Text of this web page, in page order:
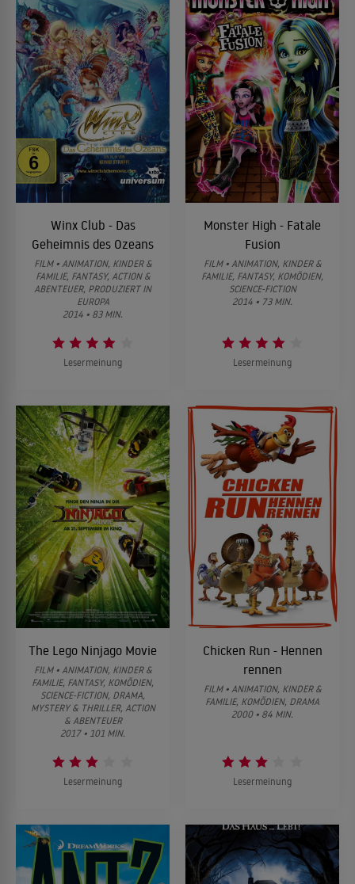
Winx Club - Das
Geheimnis des Ozeans
FILM • ANIMATION, KINDER &
FAMILIE, FANTASY, ACTION &
ABENTEUER, PRODUZIERT IN
EUROPA
2014 • 83 MIN.
Lesermeinung
Monster High - Fatale
Fusion
FILM • ANIMATION, KINDER &
FAMILIE, FANTASY, KOMÖDIEN,
SCIENCE-FICTION
2014 • 73 MIN.
Lesermeinung
The Lego Ninjago Movie
FILM • ANIMATION, KINDER &
FAMILIE, FANTASY, KOMÖDIEN,
SCIENCE-FICTION, DRAMA,
MYSTERY & THRILLER, ACTION
& ABENTEUER
2017 • 101 MIN.
Lesermeinung
Chicken Run - Hennen
rennen
FILM • ANIMATION, KINDER &
FAMILIE, KOMÖDIEN, DRAMA
2000 • 84 MIN.
Lesermeinung